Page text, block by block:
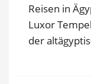
Reisen in
Luxor
der